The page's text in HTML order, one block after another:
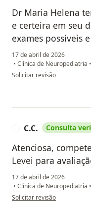
Dr Maria Helena
e certeira em seu
exames possíveis
17 de abril de 2026
• Clínica de Neuropediatria •
na opinião do utilizador VL
Solicitar revisão
C.C. Consulta
Atenciosa,
Levei para
17 de abril de 2026
• Clínica de Neuropediatria •
na opinião do utilizador C.C.
Solicitar revisão